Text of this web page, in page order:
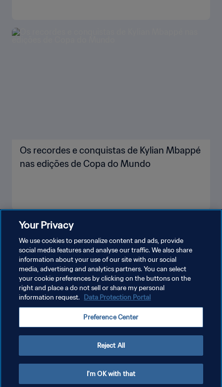
Os recordes e conquistas de Kylian Mbappé
nas edições de Copa do Mundo
POLÍTICA DE PRIVACIDADE
ADMINISTRAR AS PREFERÊNCIAS DE COOKIES
Copyright © 1994-2026 FIFA. Todos os direitos reservados.
Your Privacy
We use cookies to personalize content and ads, provide
social media features and analyse our traffic. We also share
information about your use of our site with our social
media, advertising and analytics partners. You can select
your cookie preferences by clicking on the buttons on the
right and place a do not sell or share my personal
information request. Data Protection Portal
Preference Center
Reject All
I'm OK with that